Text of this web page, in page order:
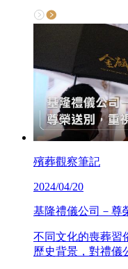
殯葬觀察筆記
2024/04/20
基隆禮儀公司－尊
不同文化的喪葬習
歷史背景，對禮儀